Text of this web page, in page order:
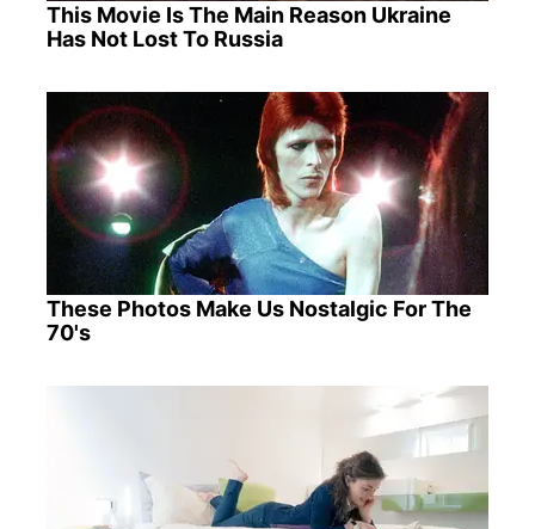
This Movie Is The Main Reason Ukraine
Has Not Lost To Russia
These Photos Make Us Nostalgic For The
70's